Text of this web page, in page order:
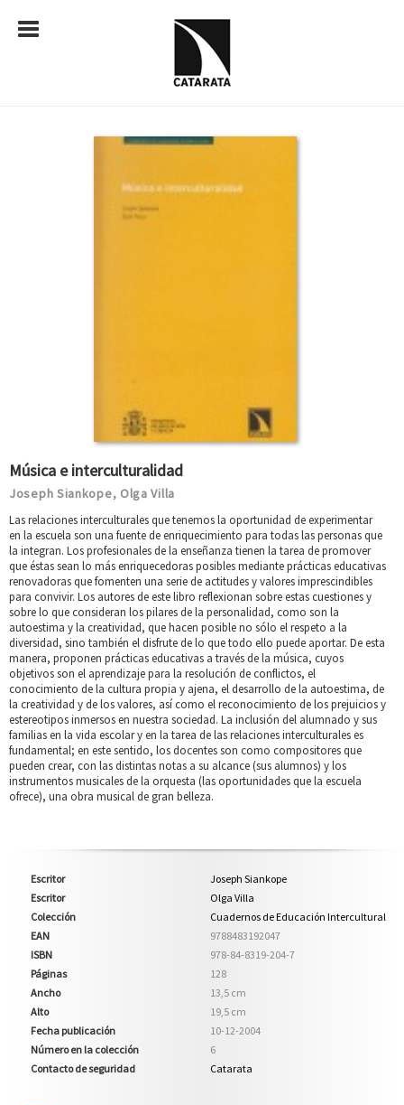
Música e interculturalidad
Joseph Siankope, Olga Villa
Las relaciones interculturales que tenemos la oportunidad de experimentar
en la escuela son una fuente de enriquecimiento para todas las personas que
la integran. Los profesionales de la enseñanza tienen la tarea de promover
que éstas sean lo más enriquecedoras posibles mediante prácticas educativas
renovadoras que fomenten una serie de actitudes y valores imprescindibles
para convivir. Los autores de este libro reflexionan sobre estas cuestiones y
sobre lo que consideran los pilares de la personalidad, como son la
autoestima y la creatividad, que hacen posible no sólo el respeto a la
diversidad, sino también el disfrute de lo que todo ello puede aportar. De esta
manera, proponen prácticas educativas a través de la música, cuyos
objetivos son el aprendizaje para la resolución de conflictos, el
conocimiento de la cultura propia y ajena, el desarrollo de la autoestima, de
la creatividad y de los valores, así como el reconocimiento de los prejuicios y
estereotipos inmersos en nuestra sociedad. La inclusión del alumnado y sus
familias en la vida escolar y en la tarea de las relaciones interculturales es
fundamental; en este sentido, los docentes son como compositores que
pueden crear, con las distintas notas a su alcance (sus alumnos) y los
instrumentos musicales de la orquesta (las oportunidades que la escuela
ofrece), una obra musical de gran belleza.
Escritor
Joseph Siankope
Escritor
Olga Villa
Colección
Cuadernos de Educación Intercultural
EAN
9788483192047
ISBN
978-84-8319-204-7
Páginas
128
Ancho
13,5 cm
Alto
19,5 cm
Fecha publicación
10-12-2004
Número en la colección
6
Contacto de seguridad
Catarata